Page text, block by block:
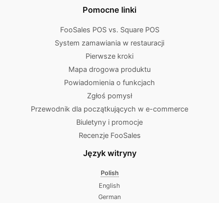
Pomocne linki
FooSales POS vs. Square POS
System zamawiania w restauracji
Pierwsze kroki
Mapa drogowa produktu
Powiadomienia o funkcjach
Zgłoś pomysł
Przewodnik dla początkujących w e-commerce
Biuletyny i promocje
Recenzje FooSales
Język witryny
Polish
English
German